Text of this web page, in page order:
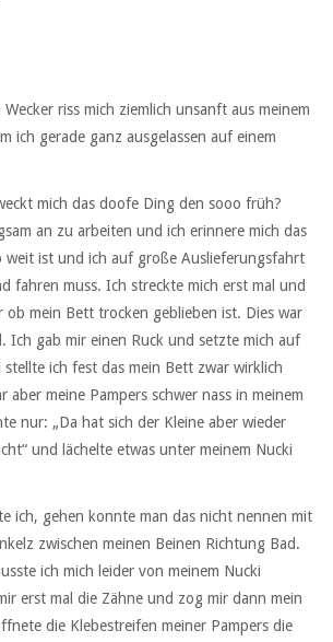
riss mich ziemlich unsanft aus meinem
ich gerade ganz ausgelassen auf einem
mich das doofe Ding den sooo früh?
an zu arbeiten und ich erinnere mich das
weit ist und ich auf große Auslieferungsfahrt
fahren muss. Ich streckte mich erst mal und
mein Bett trocken geblieben ist. Dies war
Ich gab mir einen Ruck und setzte mich auf
ich fest das mein Bett zwar wirklich
aber meine Pampers schwer nass in meinem
nur: „Da hat sich der Kleine aber wieder
und lächelte etwas unter meinem Nucki
ich, gehen konnte man das nicht nennen mit
zwischen meinen Beinen Richtung Bad.
ich mich leider von meinem Nucki
erst mal die Zähne und zog mir dann mein
die Klebestreifen meiner Pampers die